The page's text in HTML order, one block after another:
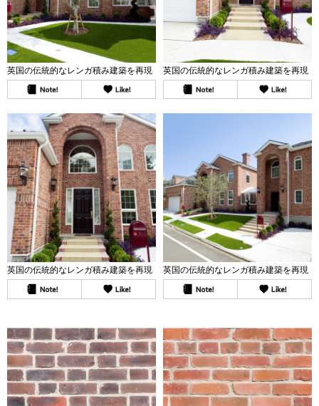
英国の伝統的なレンガ積み建築を再現 英国の伝統的なレンガ積み建築を再現
英国の伝統的なレンガ積み建築を再現 英国の伝統的なレンガ積み建築を再現